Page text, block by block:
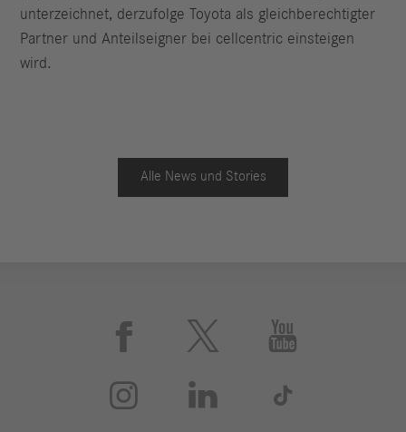
unterzeichnet, derzufolge Toyota als gleichberechtigter
Partner und Anteilseigner bei cellcentric einsteigen
wird.
Alle News und Stories
 


 